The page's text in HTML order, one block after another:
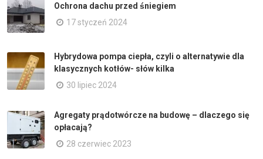
Ochrona dachu przed śniegiem
17 styczeń 2024
Hybrydowa pompa ciepła, czyli o alternatywie dla
klasycznych kotłów- słów kilka
30 lipiec 2024
Agregaty prądotwórcze na budowę – dlaczego się
opłacają?
28 czerwiec 2023